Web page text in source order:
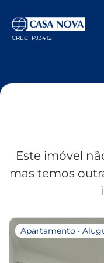
CRECI PJ3412
Este imóvel
mas temos
Apartamento ·